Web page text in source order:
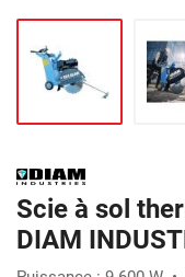
Scie à sol
DIAM